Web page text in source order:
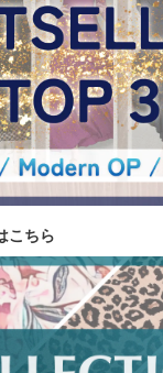
こちら